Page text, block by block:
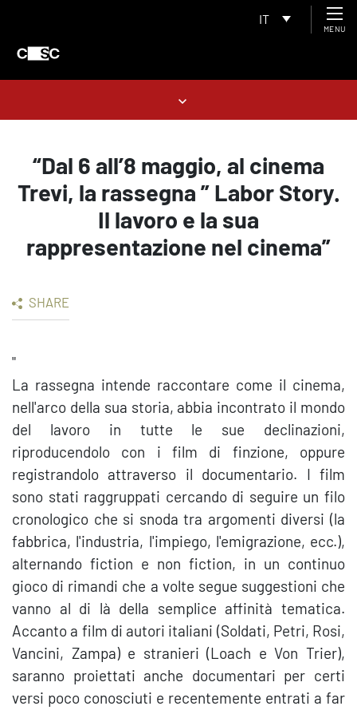
IT
MENU
“Dal 6 all’8 maggio, al cinema
Trevi, la rassegna ” Labor Story.
Il lavoro e la sua
rappresentazione nel cinema”
SHARE
"
La rassegna intende raccontare come il cinema,
nell'arco della sua storia, abbia incontrato il mondo
del lavoro in tutte le sue declinazioni,
riproducendolo con i film di finzione, oppure
registrandolo attraverso il documentario. I film
sono stati raggruppati cercando di seguire un filo
cronologico che si snoda tra argomenti diversi (la
fabbrica, l'industria, l'impiego, l'emigrazione, ecc.),
alternando fiction e non fiction, in un continuo
gioco di rimandi che a volte segue suggestioni che
vanno al di là della semplice affinità tematica.
Accanto a film di autori italiani (Soldati, Petri, Rosi,
Vancini, Zampa) e stranieri (Loach e Von Trier),
saranno proiettati anche documentari per certi
versi poco conosciuti e recentemente entrati a far